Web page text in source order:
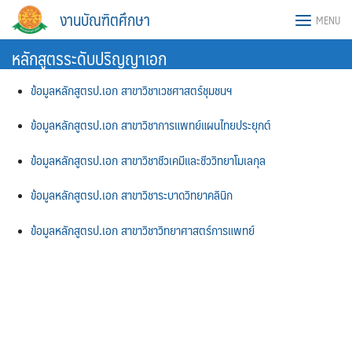
Skip
content
งานบัณฑิตศึกษา MENU
หลักสูตรระดับปริญญาเอก
ข้อมูลหลักสูตรป.เอก สาขาวิชาเวชศาสตร์ชุมชนฯ
ข้อมูลหลักสูตรป.เอก สาขาวิชาการแพทย์แผนไทยประยุกต์
ข้อมูลหลักสูตรป.เอก สาขาวิชาชีวเคมีและชีววิทยาโมเลกุล
ข้อมูลหลักสูตรป.เอก สาขาวิชาระบาดวิทยาคลินิก
ข้อมูลหลักสูตรป.เอก สาขาวิชาวิทยาศาสตร์การแพทย์